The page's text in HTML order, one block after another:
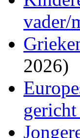
vader/
2026)